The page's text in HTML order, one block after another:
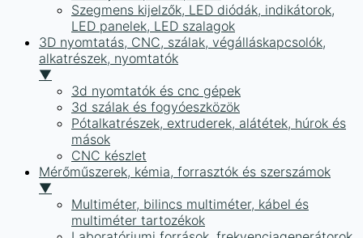
Szegmens kijelzők, LED diódák, indikátorok,
LED panelek, LED szalagok
3D nyomtatás, CNC, szálak, végálláskapcsolók,
alkatrészek, nyomtatók
▼
3d nyomtatók és cnc gépek
3d szálak és fogyóeszközök
Pótalkatrészek, extruderek, alátétek, húrok és
mások
CNC készlet
Mérőműszerek, kémia, forrasztók és szerszámok
▼
Multiméter, bilincs multiméter, kábel és
multiméter tartozékok